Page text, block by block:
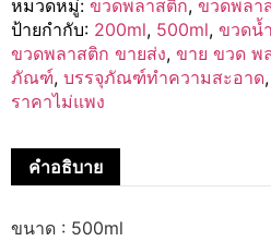
หมวดหมู่: ขวดพลาสติก, ขวดพลา
ป้ายกำกับ: 200ml, 500ml, ขวดน้
ขวดพลาสติก ขายส่ง, ขาย ขวด พ
ภัณฑ์, บรรจุภัณฑ์ทำความสะอาด,
ราคาไม่แพง
คำอธิบาย
ขนาด : 500ml